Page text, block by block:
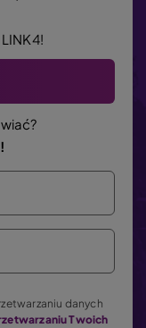
danych
Twoich